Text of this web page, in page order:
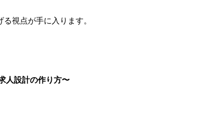
視点が手に入ります。
人設計の作り方〜